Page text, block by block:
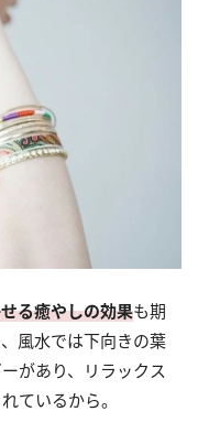
る癒やしの効果も期
風水では下向きの葉
があり、リラックス
ているから。